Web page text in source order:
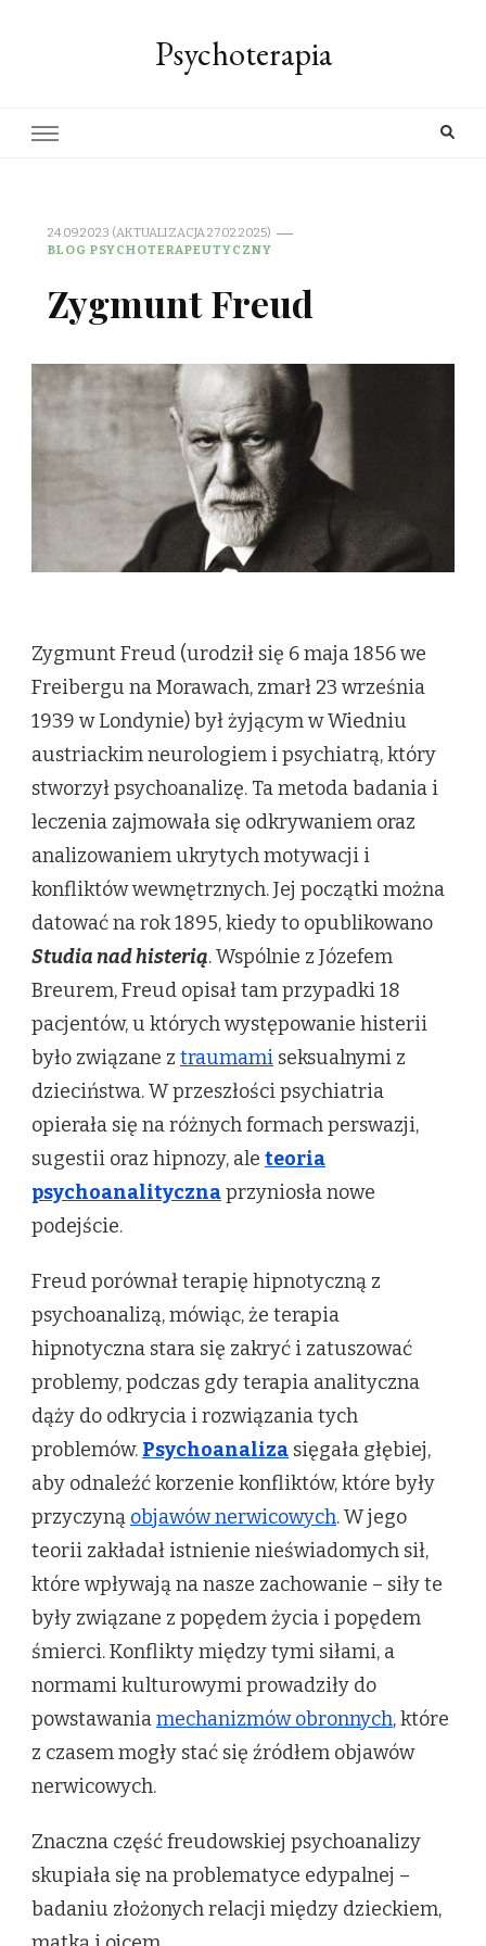
Psychoterapia
24.09.2023 (AKTUALIZACJA 27.02.2025)
BLOG PSYCHOTERAPEUTYCZNY
Zygmunt Freud
Zygmunt Freud (urodził się 6 maja 1856 we
Freibergu na Morawach, zmarł 23 września
1939 w Londynie) był żyjącym w Wiedniu
austriackim neurologiem i psychiatrą, który
stworzył psychoanalizę. Ta metoda badania i
leczenia zajmowała się odkrywaniem oraz
analizowaniem ukrytych motywacji i
konfliktów wewnętrznych. Jej początki można
datować na rok 1895, kiedy to opublikowano
Studia nad histerią. Wspólnie z Józefem
Breurem, Freud opisał tam przypadki 18
pacjentów, u których występowanie histerii
było związane z traumami seksualnymi z
dzieciństwa. W przeszłości psychiatria
opierała się na różnych formach perswazji,
sugestii oraz hipnozy, ale teoria
psychoanalitycznaprzyniosła nowe
podejście.
Freud porównał terapię hipnotyczną z
psychoanalizą, mówiąc, że terapia
hipnotyczna stara się zakryć i zatuszować
problemy, podczas gdy terapia analityczna
dąży do odkrycia i rozwiązania tych
problemów. Psychoanaliza sięgała głębiej,
aby odnaleźć korzenie konfliktów, które były
przyczyną objawów nerwicowych. W jego
teorii zakładał istnienie nieświadomych sił,
które wpływają na nasze zachowanie – siły te
były związane z popędem życia i popędem
śmierci. Konflikty między tymi siłami, a
normami kulturowymi prowadziły do
powstawaniamechanizmów obronnych, które
z czasem mogły stać się źródłem objawów
nerwicowych.
Znaczna część freudowskiej psychoanalizy
skupiała się na problematyce edypalnej –
badaniu złożonych relacji między dzieckiem,